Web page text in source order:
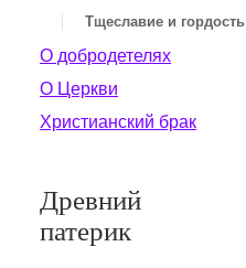
Тщеславие и гордость
О добродетелях
О Церкви
Христианский брак
Древний
патерик